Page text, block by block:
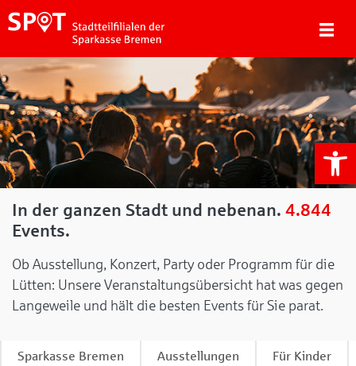
In der ganzen Stadt und nebenan. 4.844
Events.
Ob Ausstellung, Konzert, Party oder Programm für die
Lütten: Unsere Veranstaltungsübersicht hat was gegen
Langeweile und hält die besten Events für Sie parat.
Sparkasse Bremen Ausstellungen Für Kinder